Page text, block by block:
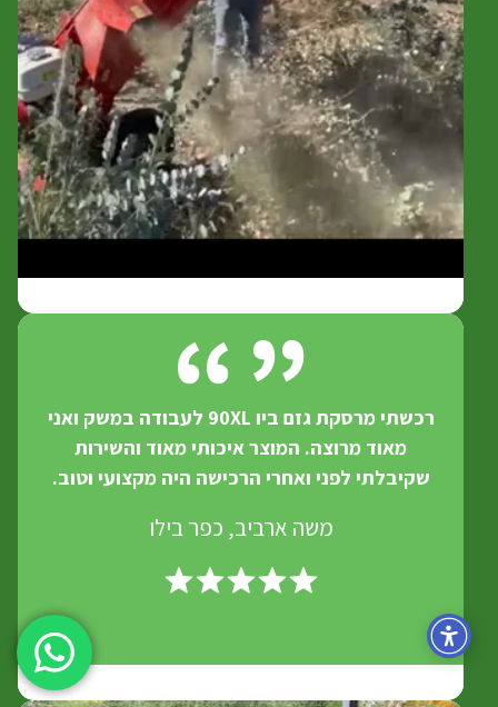
רכשתי מרסקת גזם ביו 90XL לעבודה במשק ואני
מאוד מרוצה. המוצר איכותי מאוד והשירות
שקיבלתי לפני ואחרי הרכישה היה מקצועי וטוב.
משה ארביב, כפר בילו